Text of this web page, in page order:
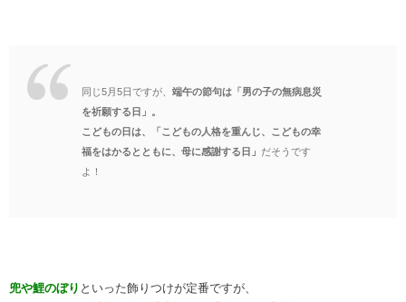
同じ5月5日ですが、 端午の節句は「男の子の無病息災
を祈願する日」。
こどもの日は、「こどもの人格を重んじ、こどもの幸
福をはかるとともに、母に感謝する日」 だそうです
よ！
兜や鯉のぼり といった飾りつけが定番ですが、